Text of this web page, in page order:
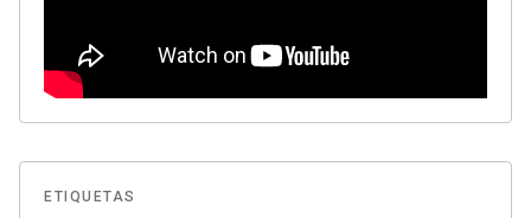
ETIQUETAS